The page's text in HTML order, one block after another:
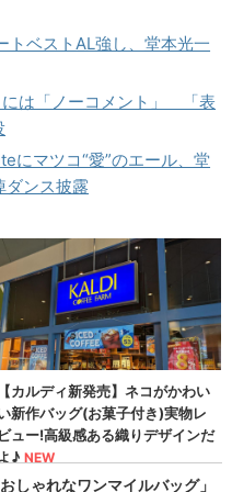
トベストAL強し、堂本光一
は「ノーコメント」 「表
にマツコ“愛”のエール、堂
ンス披露